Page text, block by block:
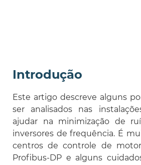
Introdução
Este artigo descreve alguns
ser analisados nas
ajudar na minimização de
inversores de frequência. É
centros de controle de
Profibus-DP e alguns